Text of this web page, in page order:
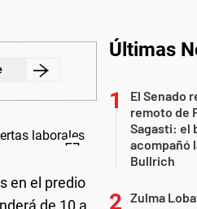
en el predio
de 10 a
Últimas
El Senado
remoto de
Sagasti: el
acompañó
Bullrich
Zulma